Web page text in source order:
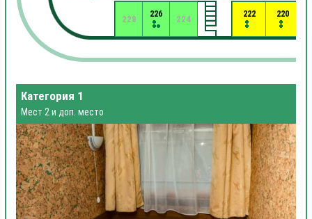
220
222
224
226
228
Категория 1
Мест 2 и доп. место